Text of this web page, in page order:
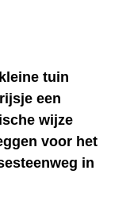
tuin
een
wijze
voor het
in